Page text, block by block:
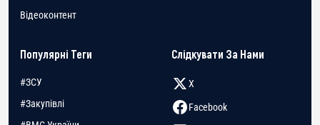
Відеоконтент
Популярні Теги
#ЗСУ
#Закупівлі
Слідкувати За Нами
X
Facebook